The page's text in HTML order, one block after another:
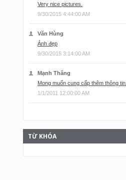
Very nice pictures.
9/30/2015 4:44:00 AM
Văn Hùng
Ảnh đẹp
9/30/2015 3:14:00 AM
Mạnh Thắng
Mong muốn cung cấp thêm thông tin.
1/1/2011 12:00:00 AM
TỪ KHÓA